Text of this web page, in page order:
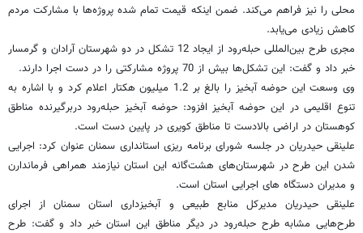
محلی را نیز فراهم می‌کند. ضمن اینکه قیمت تمام شده پروژه‌ها با مشارکت مردم
کاهش زیادی می‌یابد.
مجری طرح بین‌المللی حبله‌رود از ایجاد 12 تشکل در دو شهرستان آرادان و گرمسار
خبر داد و گفت: این تشکل‌ها بیش از 70 پروژه مشارکتی را در دست اجرا دارند.
وی وسعت این حوضه آبخیز را بالغ بر 1.2 میلیون هکتار اعلام کرد و با اشاره به
تنوع اقلیمی در این حوضه آبخیز افزود: حوضه آبخیز حبله‌رود دربرگیرنده مناطق
کوهستان در اراضی بالادست تا مناطق کویری در پایین دست است.
علینقی حیدریان در جلسه شورای برنامه ریزی استانداری سمنان عنوان کرد: اجرایی
شدن این طرح در شهرستان‌های هشت‌گانه این استان نیازمند همراهی فرماندارن
و مدیران دستگاه های اجرایی استان است.
علینقی حیدریان مدیرکل منابع طبیعی و آبخیزداری استان سمنان از اجرای
طرح‌هایی مشابه طرح حبله‌رود در دیگر مناطق این استان خبر داد و گفت: طرح